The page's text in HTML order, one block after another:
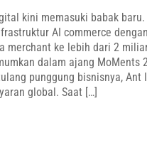
kini memasuki babak
AI commerce
merchant ke lebih dari 2
dalam ajang MoMents
punggung bisnisnya, Ant
global. Saat […]